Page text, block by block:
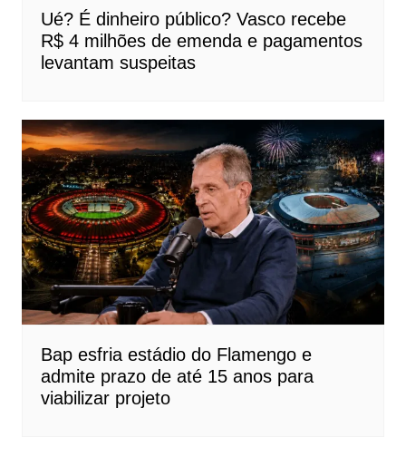
Ué? É dinheiro público? Vasco recebe
R$ 4 milhões de emenda e pagamentos
levantam suspeitas
Bap esfria estádio do Flamengo e
admite prazo de até 15 anos para
viabilizar projeto